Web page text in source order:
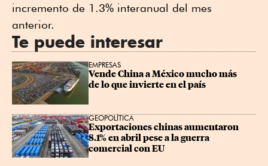
incremento de 1.3% interanual del mes
anterior.
Te puede interesar
EMPRESAS
Vende China a México mucho más
de lo que invierte en el país
GEOPOLÍTICA
Exportaciones chinas aumentaron
8.1% en abril pese a la guerra
comercial con EU